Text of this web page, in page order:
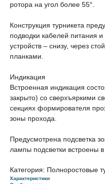
ротора на угол более 55°.
Конструкция турникета
подводки кабелей питания
устройств – снизу, через
планками.
Индикация
Встроенная индикация
закрыто) со сверхъяркими
секциях формирователя
зоны прохода.
Предусмотрена подсветка
лампы подсветки встроены в
Категория: Полноростовые
Характеристики